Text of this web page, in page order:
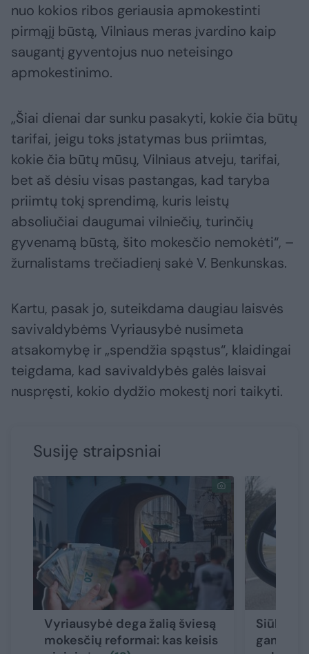
nuo kokios ribos geriausia apmokestinti
pirmąjį būstą, Vilniaus meras įvardino kaip
saugantį gyventojus nuo neteisingo
apmokestinimo.
„Šiai dienai dar sunku pasakyti, kokie čia būtų
tarifai, jeigu toks įstatymas bus priimtas,
kokie čia būtų mūsų, Vilniaus atveju, tarifai,
bet aš dėsiu visas pastangas, kad taryba
priimtų tokį sprendimą, kuris leistų
absoliučiai daugumai vilniečių, turinčių
gyvenamą būstą, šito mokesčio nemokėti“, –
žurnalistams trečiadienį sakė V. Benkunskas.
Kartu, pasak jo, suteikdama daugiau laisvės
savivaldybėms Vyriausybė nusimeta
atsakomybę ir „spendžia spąstus“, klaidingai
teigdama, kad savivaldybės galės laisvai
nuspręsti, kokio dydžio mokestį nori taikyti.
Susiję straipsniai
Vyriausybė dega žalią šviesą
mokesčių reformai: kas keisis
Siūlo
gaminių